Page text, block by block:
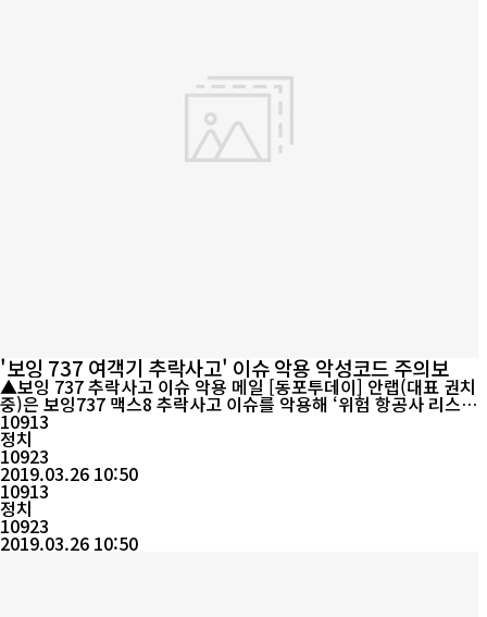
'보잉 737 여객기 추락사고' 이슈 악용 악성코드 주의보
▲보잉 737 추락사고 이슈 악용 메일 [동포투데이] 안랩(대표 권치
중)은 보잉737 맥스8 추락사고 이슈를 악용해 ‘위험 항공사 리스트
가 있다’는 내용의 메일로 악성코드를 유포하는 사례를 발견해 사용
자 주의를 당부했다고 26일 밝혔다. 이번에 발견된 악성 메일에는
최근 발생한 '보잉737 맥스8 여객기 추락 사고’ 요약과 “다크웹에서
유출된(해당 기종을 이용하는) 위험 항공사의 리스트를 첨부했으니
주위 가까운 사...
10913
정치
10923
2019.03.26 10:50
10913
정치
10923
2019.03.26 10:50